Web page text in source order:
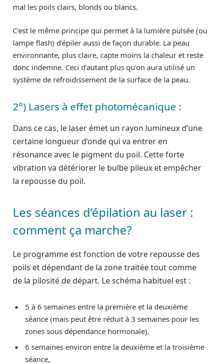
mal les poils clairs, blonds ou blancs.
C’est le même principe qui permet à la lumière pulsée (ou
lampe flash) d’épiler aussi de façon durable. La peau
environnante, plus claire, capte moins la chaleur et reste
donc indemne. Ceci d’autant plus qu’on aura utilisé un
système de refroidissement de la surface de la peau.
2°) Lasers à effet photomécanique :
Dans ce cas, le laser émet un rayon lumineux d’une
certaine longueur d’onde qui va entrer en
résonance avec le pigment du poil. Cette forte
vibration va détériorer le bulbe pileux et empêcher
la repousse du poil.
Les séances d’épilation au laser :
comment ça marche?
Le programme est fonction de votre repousse des
poils et dépendant de la zone traitée tout comme
de la pilosité de départ. Le schéma habituel est :
5 à 6 semaines entre la première et la deuxième
séance (mais peut être réduit à 3 semaines pour les
zones sous dépendance hormonale),
6 semaines environ entre la deuxième et la troisième
séance,